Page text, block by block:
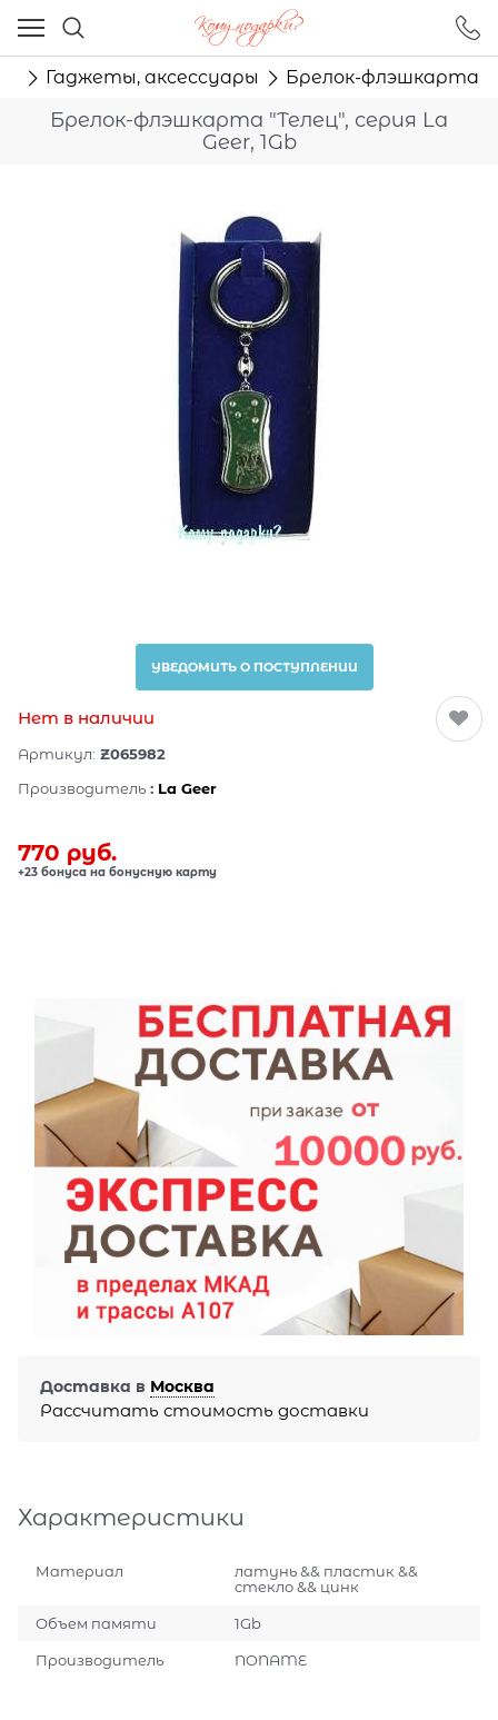
Гаджеты, аксессуары Брелок-флэшкарта
Брелок-флэшкарта "Телец", серия La
Geer, 1Gb
УВЕДОМИТЬ О ПОСТУПЛЕНИИ
Нет в наличии
Артикул: Z065982
Производитель : La Geer
770 руб.
+23 бонуса на бонусную карту
Доставка в Москва
Рассчитать стоимость доставки
Характеристики
Материал
латунь && пластик &&
стекло && цинк
Объем памяти 1Gb
Производитель NONAME
Ваш город - Москва,
угадали?
ДА НЕТ